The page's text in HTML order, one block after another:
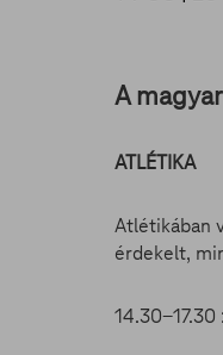
A
ATLÉTIKA
Atlétikában
érdekelt,
14.30-17.30